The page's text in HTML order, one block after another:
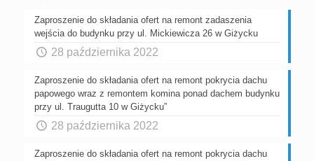
Zaproszenie do składania ofert na remont zadaszenia
wejścia do budynku przy ul. Mickiewicza 26 w Giżycku
28 października 2022
Zaproszenie do składania ofert na remont pokrycia dachu
papowego wraz z remontem komina ponad dachem budynku
przy ul. Traugutta 10 w Giżycku”
28 października 2022
Zaproszenie do składania ofert na remont pokrycia dachu